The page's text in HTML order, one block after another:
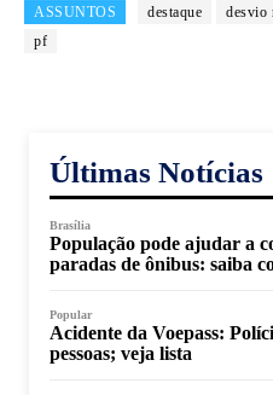
ASSUNTOS destaque desvio
pf
Últimas Notícias
Brasília
População pode ajudar a
paradas de ônibus: saiba
Popular
Acidente da Voepass:
pessoas; veja lista